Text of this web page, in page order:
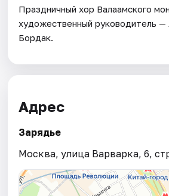
Праздничный хор Валаамского
художественный руководитель —
Бордак.
Адрес
Зарядье
Москва, улица Варварка, 6,